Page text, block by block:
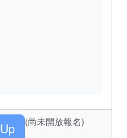
(尚未開放報名)